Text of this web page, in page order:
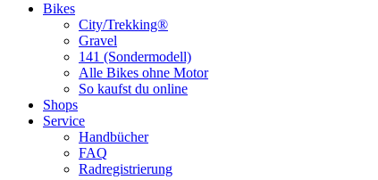
Bikes
City/Trekking®
Gravel
141 (Sondermodell)
Alle Bikes ohne Motor
So kaufst du online
Shops
Service
Handbücher
FAQ
Radregistrierung